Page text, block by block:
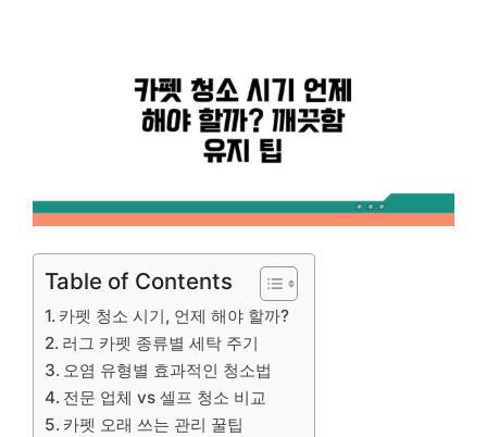
Table of Contents
카펫 청소 시기, 언제 해야 할까?
러그 카펫 종류별 세탁 주기
오염 유형별 효과적인 청소법
전문 업체 vs 셀프 청소 비교
카펫 오래 쓰는 관리 꿀팁